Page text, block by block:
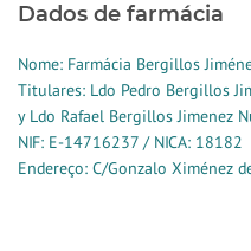
Dados de farmácia
Nome: Farmácia Bergillos
Titulares: Ldo Pedro Bergillos
y Ldo Rafael Bergillos Jimenez
NIF: E-14716237 / NICA: 18182
Endereço: C/Gonzalo Ximénez